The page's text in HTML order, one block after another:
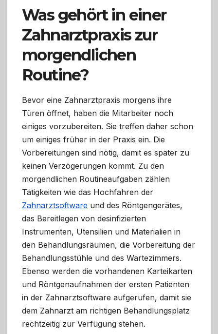
Was gehört in einer
Zahnarztpraxis zur
morgendlichen
Routine?
Bevor eine Zahnarztpraxis morgens ihre
Türen öffnet, haben die Mitarbeiter noch
einiges vorzubereiten. Sie treffen daher schon
um einiges früher in der Praxis ein. Die
Vorbereitungen sind nötig, damit es später zu
keinen Verzögerungen kommt. Zu den
morgendlichen Routineaufgaben zählen
Tätigkeiten wie das Hochfahren der
Zahnarztsoftware und des Röntgengerätes,
das Bereitlegen von desinfizierten
Instrumenten, Utensilien und Materialien in
den Behandlungsräumen, die Vorbereitung der
Behandlungsstühle und des Wartezimmers.
Ebenso werden die vorhandenen Karteikarten
und Röntgenaufnahmen der ersten Patienten
in der Zahnarztsoftware aufgerufen, damit sie
dem Zahnarzt am richtigen Behandlungsplatz
rechtzeitig zur Verfügung stehen.